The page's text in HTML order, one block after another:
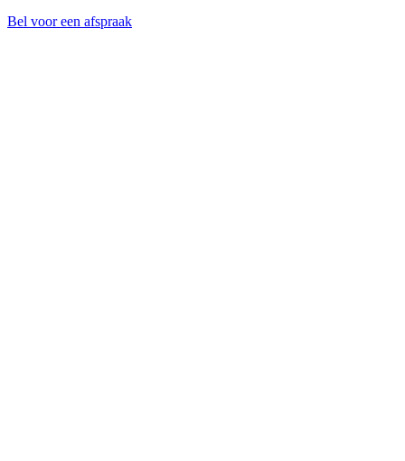
Bel voor een afspraak